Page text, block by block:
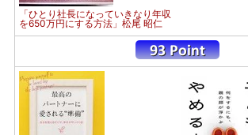
「ひとり社長になっていきなり年収
を650万円にする方法」松尾 昭仁